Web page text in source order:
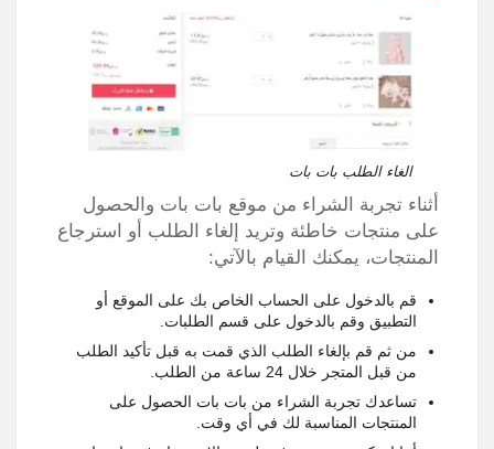
الغاء الطلب بات بات
أثناء تجربة الشراء من موقع بات بات والحصول
على منتجات خاطئة وتريد إلغاء الطلب أو استرجاع
المنتجات، يمكنك القيام بالآتي:
قم بالدخول على الحساب الخاص بك على الموقع أو
التطبيق وقم بالدخول على قسم الطلبات.
من ثم قم بإلغاء الطلب الذي قمت به قبل تأكيد الطلب
من قبل المتجر خلال 24 ساعة من الطلب.
تساعدك تجربة الشراء من بات بات الحصول على
المنتجات المناسبة لك في أي وقت.